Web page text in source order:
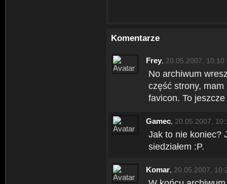
Komentarze
Frey, 20.05.2007, 10:10
No archiwum
część strony,
favicon. To
Gamec, 20.05.2007,
Jak to nie koniec?
siedziałem :P.
Komar, 20.05.2007,